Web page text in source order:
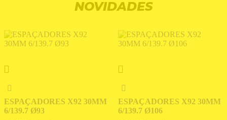
NOVIDADES
ESPAÇADORES X92 30MM
6/139.7 Ø93
ESPAÇADORES X92 30MM
6/139.7 Ø106